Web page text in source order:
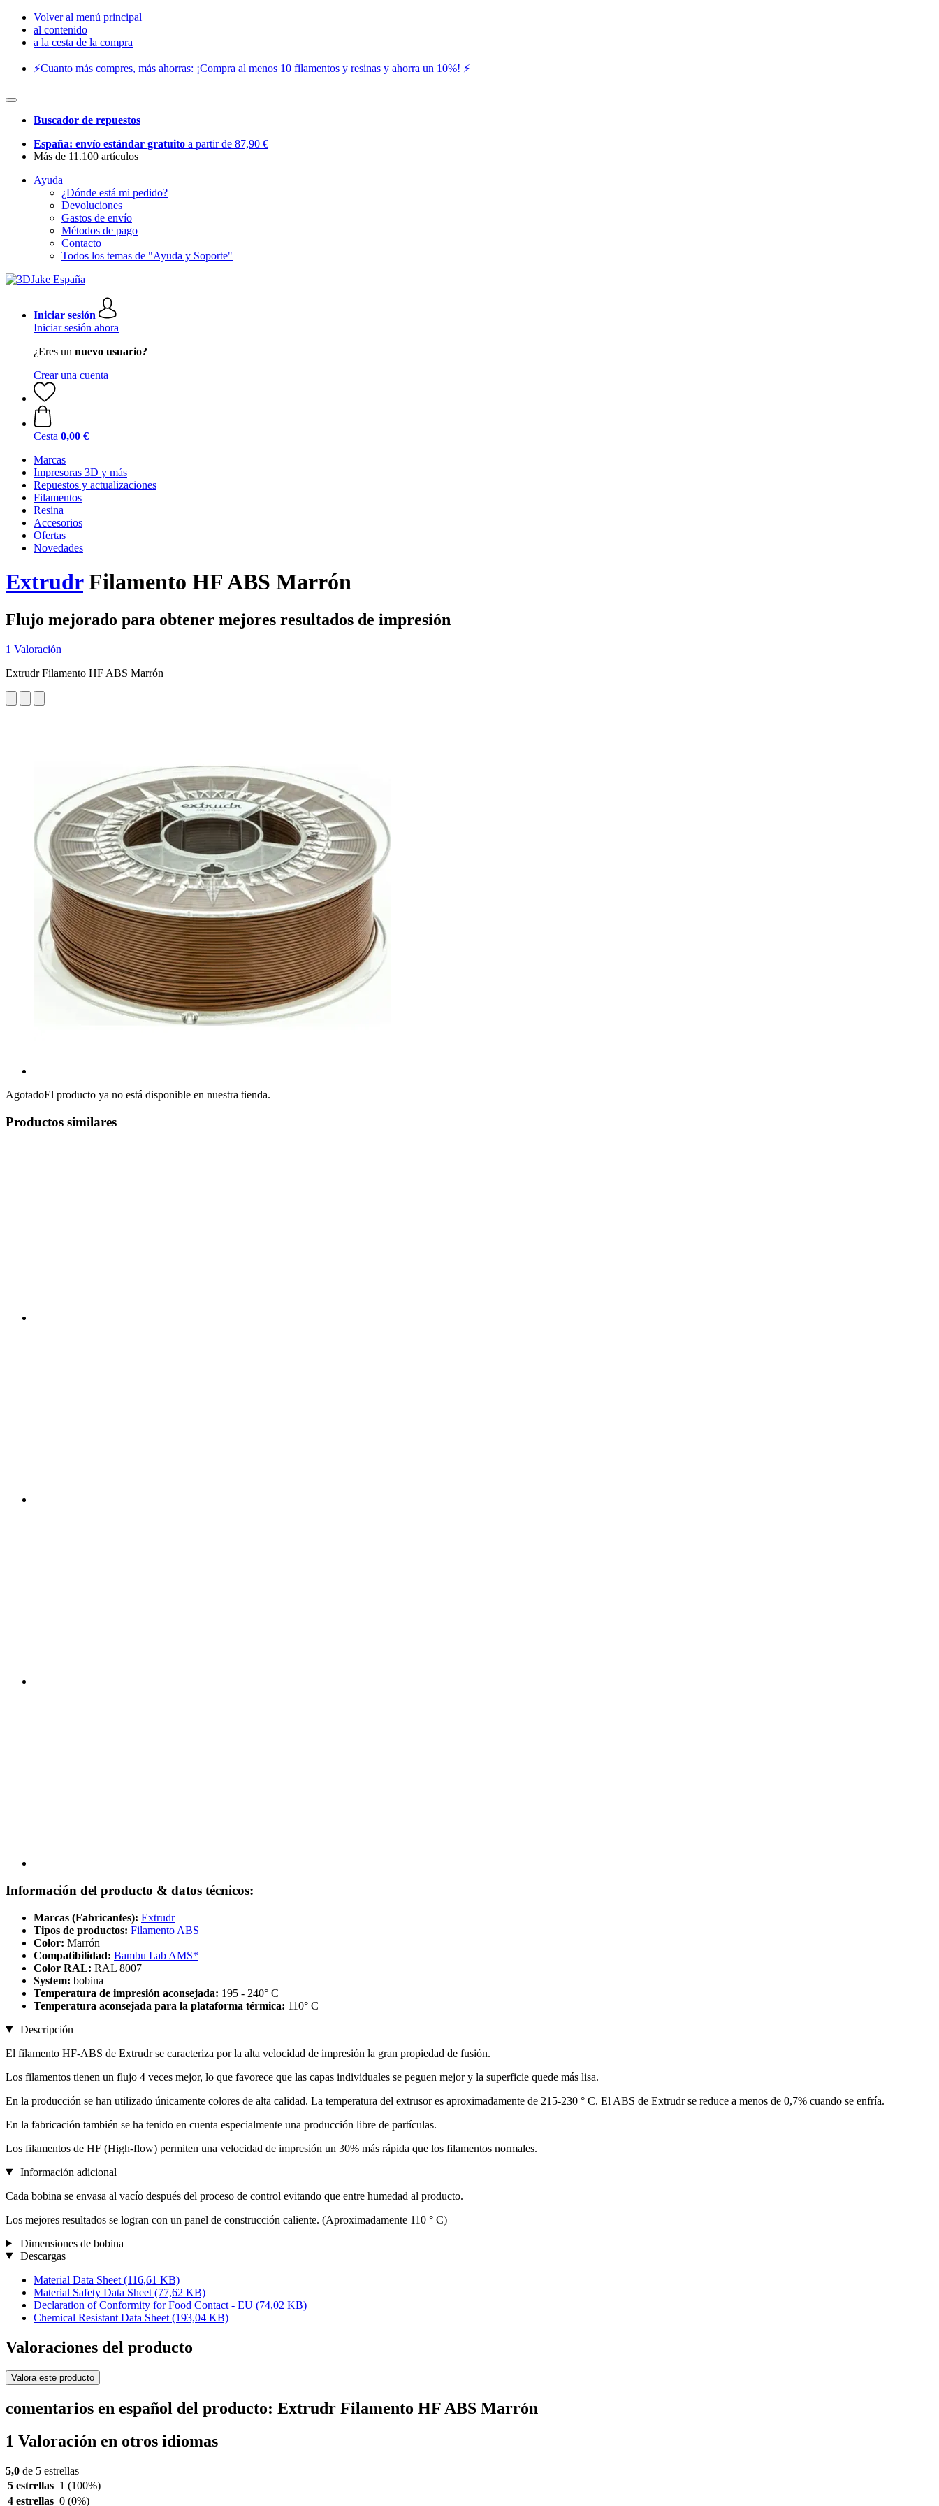
Volver al menú principal
al contenido
a la cesta de la compra
⚡️Cuanto más compres, más ahorras: ¡Compra al menos 10 filamentos y resinas y ahorra un 10%! ⚡️
Buscador de repuestos
España: envío estándar gratuito a partir de 87,90 €
Más de 11.100 artículos
Ayuda
¿Dónde está mi pedido?
Devoluciones
Gastos de envío
Métodos de pago
Contacto
Todos los temas de "Ayuda y Soporte"
Iniciar sesión
Iniciar sesión ahora
¿Eres un nuevo usuario?
Crear una cuenta
Cesta 0,00 €
Marcas
Impresoras 3D y más
Repuestos y actualizaciones
Filamentos
Resina
Accesorios
Ofertas
Novedades
ExtrudrFilamento HF ABS Marrón
Flujo mejorado para obtener mejores resultados de impresión
1 Valoración
Extrudr Filamento HF ABS Marrón
AgotadoEl producto ya no está disponible en nuestra tienda.
Productos similares
Información del producto & datos técnicos:
Marcas (Fabricantes): Extrudr
Tipos de productos: Filamento ABS
Color: Marrón
Compatibilidad: Bambu Lab AMS*
Color RAL: RAL 8007
System: bobina
Temperatura de impresión aconsejada: 195 - 240° C
Temperatura aconsejada para la plataforma térmica: 110° C
Descripción
El filamento HF-ABS de Extrudr se caracteriza por la alta velocidad de impresión la gran propiedad de fusión.
Los filamentos tienen un flujo 4 veces mejor, lo que favorece que las capas individuales se peguen mejor y la superficie quede más lisa.
En la producción se han utilizado únicamente colores de alta calidad. La temperatura del extrusor es aproximadamente de 215-230 ° C. El ABS de Extrudr se reduce a menos de 0,7% cuando se enfría.
En la fabricación también se ha tenido en cuenta especialmente una producción libre de partículas.
Los filamentos de HF (High-flow) permiten una velocidad de impresión un 30% más rápida que los filamentos normales.
Información adicional
Cada bobina se envasa al vacío después del proceso de control evitando que entre humedad al producto.
Los mejores resultados se logran con un panel de construcción caliente. (Aproximadamente 110 ° C)
Dimensiones de bobina
Descargas
Material Data Sheet (116,61 KB)
Material Safety Data Sheet (77,62 KB)
Declaration of Conformity for Food Contact - EU (74,02 KB)
Chemical Resistant Data Sheet (193,04 KB)
Valoraciones del producto
Valora este producto
comentarios en español del producto: Extrudr Filamento HF ABS Marrón
1 Valoración en otros idiomas
5,0 de 5 estrellas
5 estrellas 1 (100%)
4 estrellas 0 (0%)